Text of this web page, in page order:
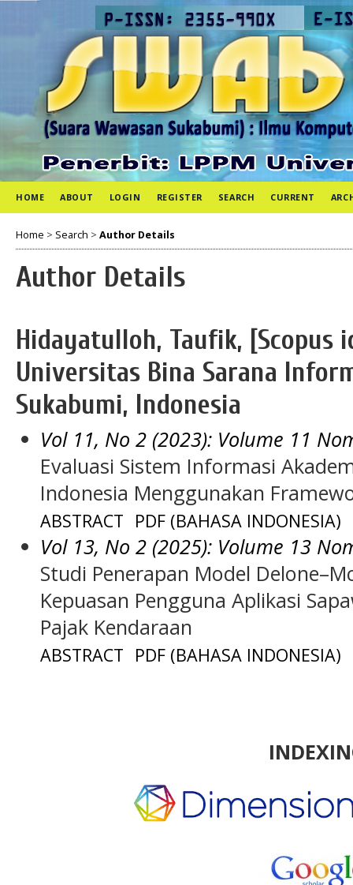
HOME ABOUT LOGIN REGISTER SEARCH CURRENT
Home > Search > Author Details
Author Details
Hidayatulloh, Taufik, [Scopus
Universitas Bina Sarana
Sukabumi, Indonesia
Vol 11, No 2 (2023): Volume 11
Evaluasi Sistem Informasi
Indonesia Menggunakan
ABSTRACT PDF (BAHASA INDONESIA)
Vol 13, No 2 (2025): Volume 13
Studi Penerapan Model
Kepuasan Pengguna Aplikasi
Pajak Kendaraan
ABSTRACT PDF (BAHASA INDONESIA)